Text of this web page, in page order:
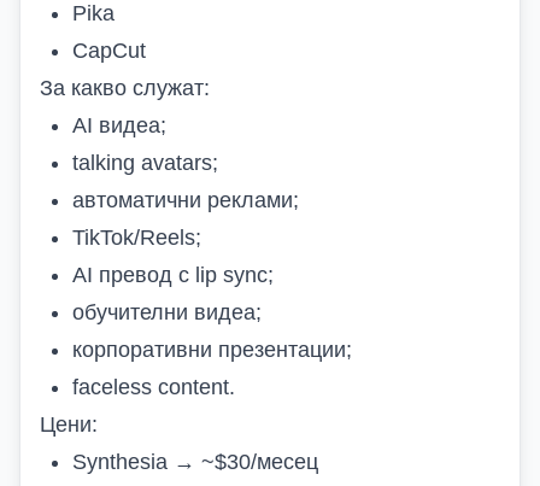
Pika
CapCut
За какво служат:
AI видеа;
talking avatars;
автоматични реклами;
TikTok/Reels;
AI превод с lip sync;
обучителни видеа;
корпоративни презентации;
faceless content.
Цени:
Synthesia → ~$30/месец